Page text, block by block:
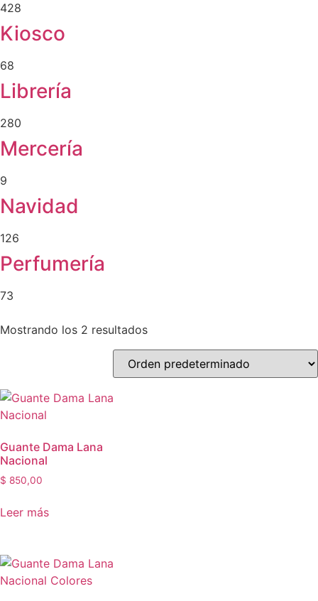
428
Kiosco
68
Librería
280
Mercería
9
Navidad
126
Perfumería
73
Mostrando los 2 resultados
Guante Dama Lana
Nacional
$ 850,00
Leer más